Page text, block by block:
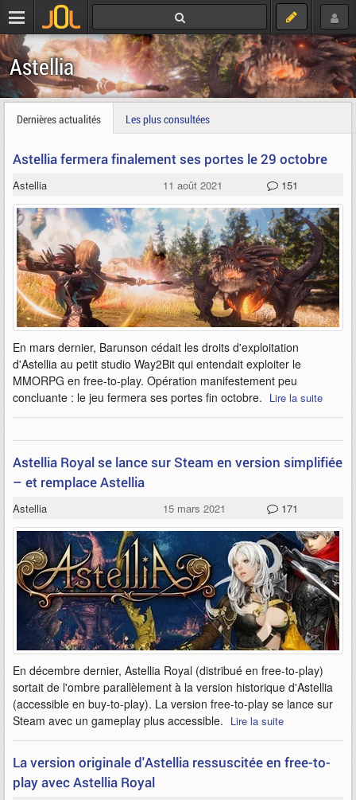
Astellia
Dernières actualités Les plus consultées
Astellia fermera finalement ses portes le 29 octobre
Astellia 11 août 2021 151
En mars dernier, Barunson cédait les droits d'exploitation
d'Astellia au petit studio Way2Bit qui entendait exploiter le
MMORPG en free-to-play. Opération manifestement peu
concluante : le jeu fermera ses portes fin octobre. Lire la suite
Astellia Royal se lance sur Steam en version simplifiée
– et remplace Astellia
Astellia 15 mars 2021 171
En décembre dernier, Astellia Royal (distribué en free-to-play)
sortait de l'ombre parallèlement à la version historique d'Astellia
(accessible en buy-to-play). La version free-to-play se lance sur
Steam avec un gameplay plus accessible. Lire la suite
La version originale d'Astellia ressuscitée en free-to-
play avec Astellia Royal